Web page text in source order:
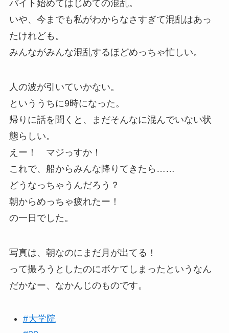
バイト始めてはじめての混乱。
いや、今までも私がわからなさすぎて混乱はあっ
たけれども。
みんながみんな混乱するほどめっちゃ忙しい。
人の波が引いていかない。
といううちに9時になった。
帰りに話を聞くと、まだそんなに混んでいない状
態らしい。
えー！ マジっすか！
これで、船からみんな降りてきたら……
どうなっちゃうんだろう？
朝からめっちゃ疲れたー！
の一日でした。
写真は、朝なのにまだ月が出てる！
って撮ろうとしたのにボケてしまったというなん
だかなー、なかんじのものです。
#大学院